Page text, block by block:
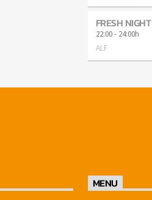
FRESH NIGHT
22:00- 24:00h
ALF
MENU